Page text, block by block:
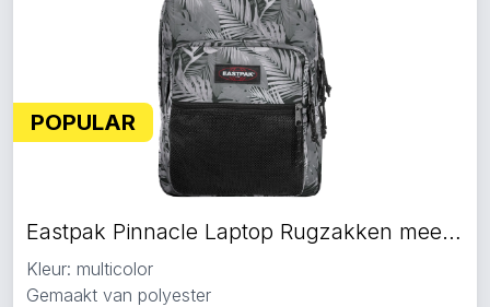
POPULAR
Eastpak Pinnacle Laptop Rugzakken meerkleurig
Kleur: multicolor
Gemaakt van polyester